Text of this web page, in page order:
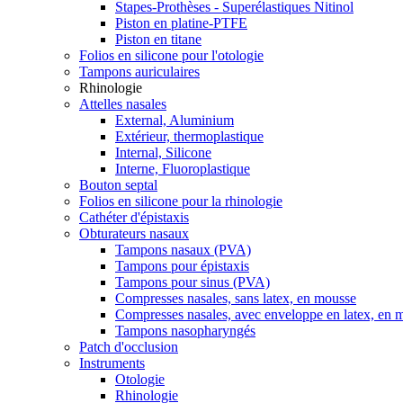
Stapes-Prothèses - Superélastiques Nitinol
Piston en platine-PTFE
Piston en titane
Folios en silicone pour l'otologie
Tampons auriculaires
Rhinologie
Attelles nasales
External, Aluminium
Extérieur, thermoplastique
Internal, Silicone
Interne, Fluoroplastique
Bouton septal
Folios en silicone pour la rhinologie
Cathéter d'épistaxis
Obturateurs nasaux
Tampons nasaux (PVA)
Tampons pour épistaxis
Tampons pour sinus (PVA)
Compresses nasales, sans latex, en mousse
Compresses nasales, avec enveloppe en latex, en
Tampons nasopharyngés
Patch d'occlusion
Instruments
Otologie
Rhinologie